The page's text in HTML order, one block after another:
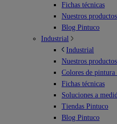
Fichas técnicas
Nuestros productos
Blog Pintuco
Industrial
Industrial
Nuestros productos
Colores de
Fichas técnicas
Soluciones a
Tiendas Pintuco
Blog Pintuco